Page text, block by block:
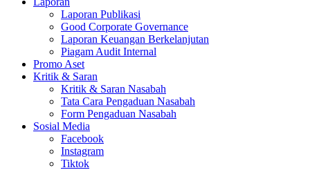
Laporan Publikasi
Good Corporate Governance
Laporan Keuangan Berkelanjutan
Piagam Audit Internal
Promo Aset
Kritik & Saran
Kritik & Saran Nasabah
Tata Cara Pengaduan Nasabah
Form Pengaduan Nasabah
Sosial Media
Facebook
Instagram
Tiktok